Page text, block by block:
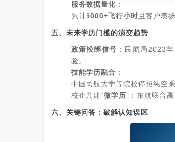
服务数据量化 ：
累计5000+飞行小时 且客户表
五、 未来学历门槛的演变趋势
政策松绑信号 ：民航局2023年
验。
技能学历融合 ：
中国民航大学等院校停招纯空
校企共建“微学历”：东航联合
六、关键问答：破解认知误区